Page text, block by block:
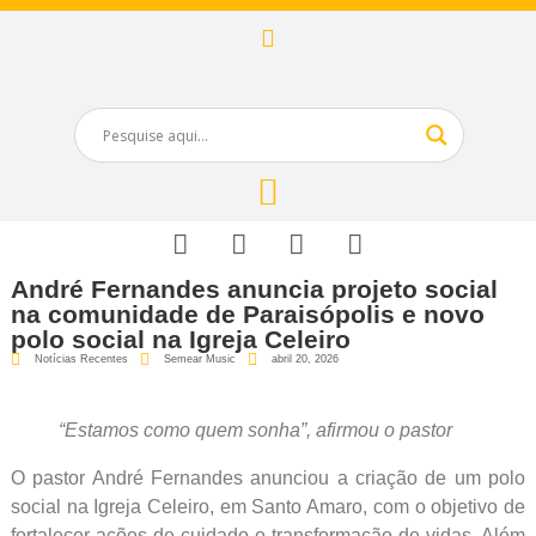
André Fernandes anuncia projeto social
na comunidade de Paraisópolis e novo
polo social na Igreja Celeiro
Notícias Recentes Semear Music abril 20, 2026
“Estamos como quem sonha”, afirmou o pastor
O pastor André Fernandes anunciou a criação de um polo
social na Igreja Celeiro, em Santo Amaro, com o objetivo de